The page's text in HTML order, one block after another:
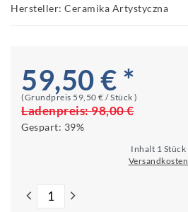
Hersteller: Ceramika Artystyczna
59,50 € *
(Grundpreis 59,50 € / Stück )
Ladenpreis:98,00 €
Gespart: 39%
Inhalt 1 Stück
Versandkosten